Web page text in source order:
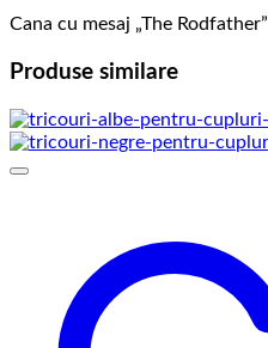
Cana cu mesaj „The Rodfather”
Produse similare